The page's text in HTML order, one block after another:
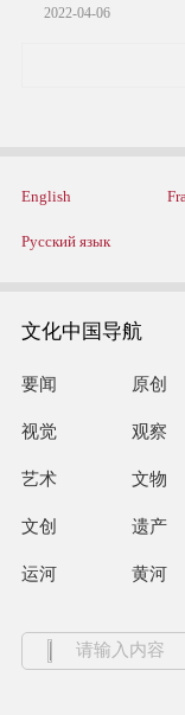
2022-04-06
English
Русский язык
文化中国导航
要闻 原创
视觉 观察
艺术 文物
文创 遗产
运河 黄河